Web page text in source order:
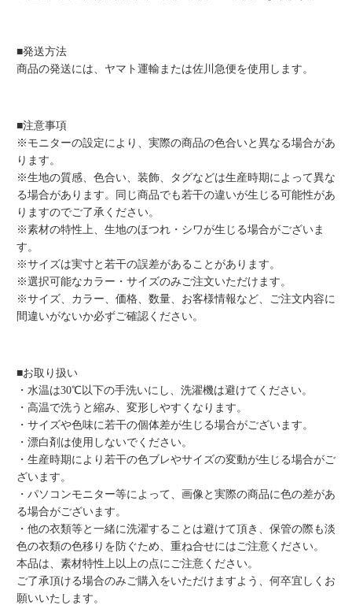
■発送方法
商品の発送には、ヤマト運輸または佐川急便を使用します。
■注意事項
※モニターの設定により、実際の商品の色合いと異なる場合があ
ります。
※生地の質感、色合い、装飾、タグなどは生産時期によって異な
る場合があります。同じ商品でも若干の違いが生じる可能性があ
りますのでご了承ください。
※素材の特性上、生地のほつれ・シワが生じる場合がございま
す。
※サイズは実寸と若干の誤差があることがあります。
※選択可能なカラー・サイズのみご注文いただけます。
※サイズ、カラー、価格、数量、お客様情報など、ご注文内容に
間違いがないか必ずご確認ください。
■お取り扱い
・水温は30℃以下の手洗いにし、洗濯機は避けてください。
・高温で洗うと縮み、変形しやすくなります。
・サイズや色味に若干の個体差が生じる場合がございます。
・漂白剤は使用しないでください。
・生産時期により若干の色ブレやサイズの変動が生じる場合がご
ざいます。
・パソコンモニター等によって、画像と実際の商品に色の差があ
る場合がございます。
・他の衣類等と一緒に洗濯することは避けて頂き、保管の際も淡
色の衣類の色移りを防ぐため、重ね合せにはご注意ください。
本品は、素材特性上以上の点にご注意ください。
ご了承頂ける場合のみご購入をいただけますよう、何卒宜しくお
願いいたします。